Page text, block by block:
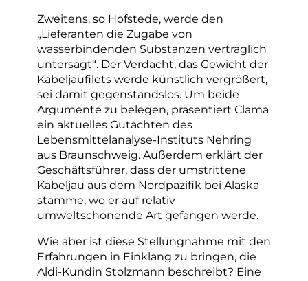
Zweitens, so Hofstede, werde den
„Lieferanten die Zugabe von
wasserbindenden Substanzen vertraglich
untersagt“. Der Verdacht, das Gewicht der
Kabeljaufilets werde künstlich vergrößert,
sei damit gegenstandslos. Um beide
Argumente zu belegen, präsentiert Clama
ein aktuelles Gutachten des
Lebensmittelanalyse-Instituts Nehring
aus Braunschweig. Außerdem erklärt der
Geschäftsführer, dass der umstrittene
Kabeljau aus dem Nordpazifik bei Alaska
stamme, wo er auf relativ
umweltschonende Art gefangen werde.
Wie aber ist diese Stellungnahme mit den
Erfahrungen in Einklang zu bringen, die
Aldi-Kundin Stolzmann beschreibt? Eine